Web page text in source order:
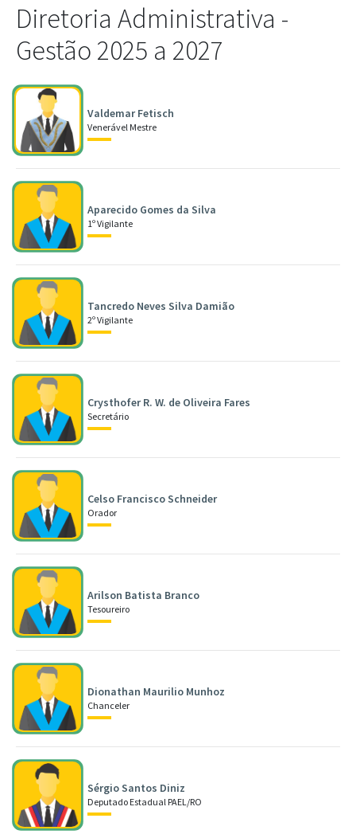
Diretoria Administrativa -
Gestão 2025 a 2027
Valdemar Fetisch
Venerável Mestre
Aparecido Gomes da Silva
1º Vigilante
Tancredo Neves Silva Damião
2º Vigilante
Crysthofer R. W. de Oliveira Fares
Secretário
Celso Francisco Schneider
Orador
Arilson Batista Branco
Tesoureiro
Dionathan Maurilio Munhoz
Chanceler
Sérgio Santos Diniz
Deputado Estadual PAEL/RO